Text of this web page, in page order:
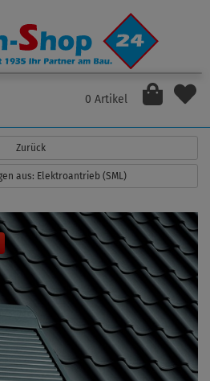
0 Artikel
Zurück
aus: Elektroantrieb (SML)